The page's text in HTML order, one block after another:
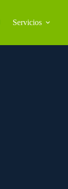
Servicios